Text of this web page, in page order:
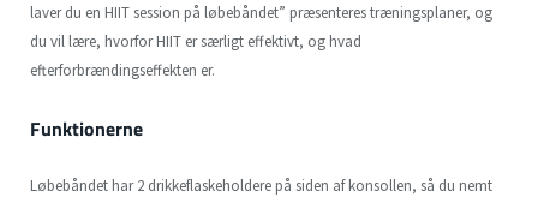
laver du en HIIT session på løbebåndet” præsenteres træningsplaner, og
du vil lære, hvorfor HIIT er særligt effektivt, og hvad
efterforbrændingseffekten er.
Funktionerne
Løbebåndet har 2 drikkeflaskeholdere på siden af ​​konsollen, så du nemt